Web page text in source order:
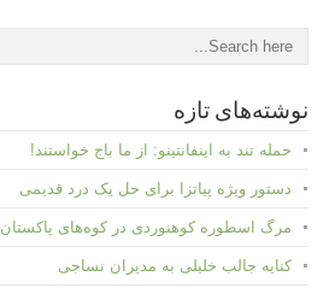
نوشته‌های تازه
حمله تند به اینفانتینو: از ما باج خواستند!
دستور ویژه پیاتزا برای حل یک درد قدیمی
مرگ اسطوره کوهنوردی در کوه‌های پاکستان
کنایه جالب خلیلی به مدیران نساجی